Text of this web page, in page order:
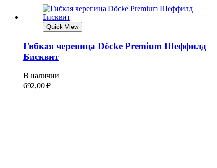
Quick View
Гибкая черепица Döcke Premium Шеффилд
Бисквит
В наличии
692,00 ₽